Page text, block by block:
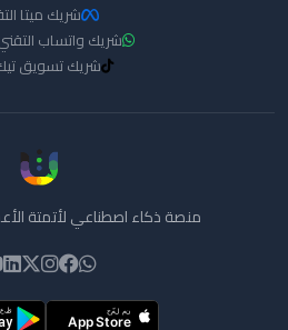
شريك ميتا
شريك واتساب
شريك تسويق
منصة ذكاء اصطناعي لأتمتة